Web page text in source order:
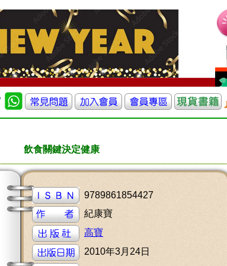
飲食關鍵決定健康
9789861854427
紀康寶
高寶
2010年3月24日